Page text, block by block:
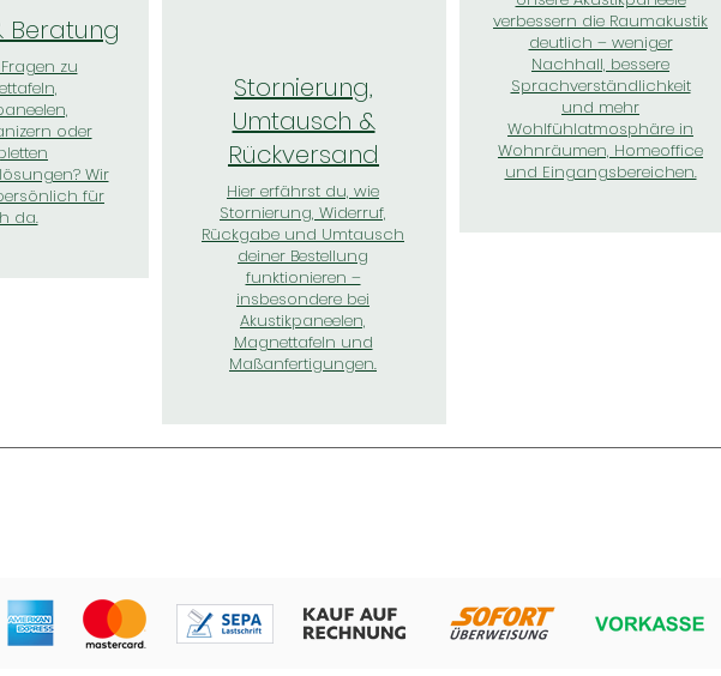
Beratung
zu
oder
Wir
für
da.
Stornierung,
Umtausch &
Rückversand
Hier erfährst du, wie
Stornierung, Widerruf,
Rückgabe und Umtausch
deiner Bestellung
funktionieren –
insbesondere bei
Akustikpaneelen,
Magnettafeln und
Maßanfertigungen.
verbessern die Raumakustik
deutlich – weniger
Nachhall, bessere
Sprachverständlichkeit
und mehr
Wohlfühlatmosphäre in
Wohnräumen, Homeoffice
und Eingangsbereichen.